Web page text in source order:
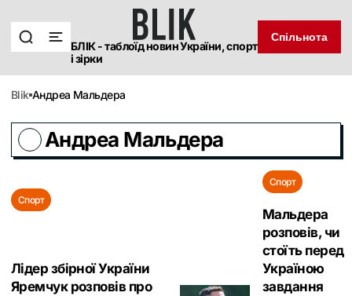
БЛІК - таблоїд новин України, спорт
і зірки
Спільнота
blik Андреа Мальдера
Андреа Мальдера
Спорт
Лідер збірної України
Яремчук розповів про
Спорт
Мальдера
розповів, чи
стоїть перед
Україною
завдання